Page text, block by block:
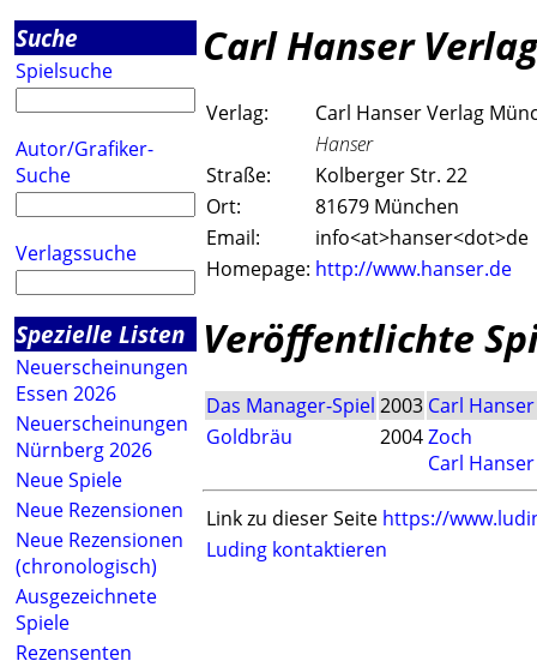
Suche
Spielsuche
Autor/Grafiker-
Suche
Verlagssuche
Spezielle Listen
Neuerscheinungen
Essen 2026
Neuerscheinungen
Nürnberg 2026
Neue Spiele
Neue Rezensionen
Neue Rezensionen
(chronologisch)
Ausgezeichnete
Spiele
Rezensenten
Carl Hanser
Verlag:
Carl Hanser Verlag
Hanser
Straße:
Kolberger Str. 22
Ort:
81679 München
Email:
info<at>hanser<dot>de
Homepage: http://www.hanser.de
Veröffentlichte
Das Manager-Spiel 2003 Carl
Goldbräu
2004Zoch
Carl
Link zu dieser Seite https://
Luding kontaktieren